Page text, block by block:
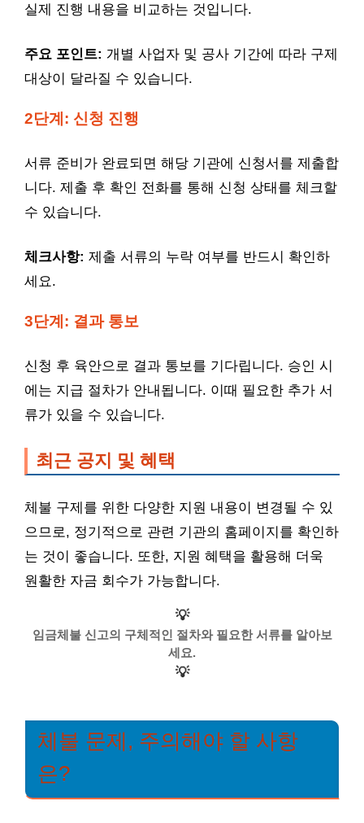
실제 진행 내용을 비교하는 것입니다.
주요 포인트: 개별 사업자 및 공사 기간에 따라 구제
대상이 달라질 수 있습니다.
2단계: 신청 진행
서류 준비가 완료되면 해당 기관에 신청서를 제출합
니다. 제출 후 확인 전화를 통해 신청 상태를 체크할
수 있습니다.
체크사항: 제출 서류의 누락 여부를 반드시 확인하
세요.
3단계: 결과 통보
신청 후 육안으로 결과 통보를 기다립니다. 승인 시
에는 지급 절차가 안내됩니다. 이때 필요한 추가 서
류가 있을 수 있습니다.
최근 공지 및 혜택
체불 구제를 위한 다양한 지원 내용이 변경될 수 있
으므로, 정기적으로 관련 기관의 홈페이지를 확인하
는 것이 좋습니다. 또한, 지원 혜택을 활용해 더욱
원활한 자금 회수가 가능합니다.
💡
임금체불 신고의 구체적인 절차와 필요한 서류를 알아보
세요.
💡
체불 문제, 주의해야 할 사항
은?